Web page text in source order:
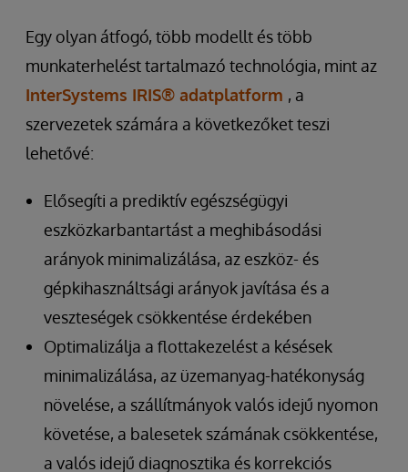
Egy olyan átfogó, több modellt és több
munkaterhelést tartalmazó technológia, mint az
InterSystems IRIS® adatplatform , a
szervezetek számára a következőket teszi
lehetővé:
Elősegíti a prediktív egészségügyi
eszközkarbantartást a meghibásodási
arányok minimalizálása, az eszköz- és
gépkihasználtsági arányok javítása és a
veszteségek csökkentése érdekében
Optimalizálja a flottakezelést a késések
minimalizálása, az üzemanyag-hatékonyság
növelése, a szállítmányok valós idejű nyomon
követése, a balesetek számának csökkentése,
a valós idejű diagnosztika és korrekciós